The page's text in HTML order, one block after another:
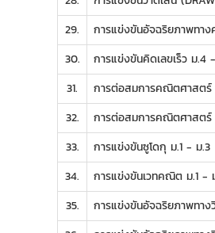
29.
การแข่งขันอัจฉริยภาพทา
30.
การแข่งขันคิดเลขเร็ว ม.4
31.
การต่อสมการคณิตศาสตร์
32.
การต่อสมการคณิตศาสต
33.
การแข่งขันซูโดกุ ม.1 - ม.3
34.
การแข่งขันเวทคณิต ม.1 -
35.
การแข่งขันอัจฉริยภาพทา